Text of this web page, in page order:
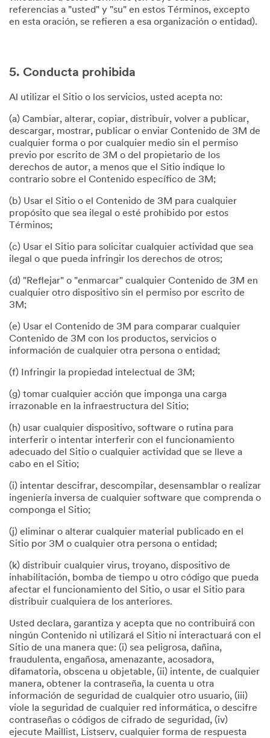
referencias a "usted" y "su" en estos Términos, excepto
en esta oración, se refieren a esa organización o entidad).
5. Conducta prohibida
Al utilizar el Sitio o los servicios, usted acepta no:
(a) Cambiar, alterar, copiar, distribuir, volver a publicar,
descargar, mostrar, publicar o enviar Contenido de 3M de
cualquier forma o por cualquier medio sin el permiso
previo por escrito de 3M o del propietario de los
derechos de autor, a menos que el Sitio indique lo
contrario sobre el Contenido específico de 3M;
(b) Usar el Sitio o el Contenido de 3M para cualquier
propósito que sea ilegal o esté prohibido por estos
Términos;
(c) Usar el Sitio para solicitar cualquier actividad que sea
ilegal o que pueda infringir los derechos de otros;
(d) "Reflejar" o "enmarcar" cualquier Contenido de 3M en
cualquier otro dispositivo sin el permiso por escrito de
3M;
(e) Usar el Contenido de 3M para comparar cualquier
Contenido de 3M con los productos, servicios o
información de cualquier otra persona o entidad;
(f) Infringir la propiedad intelectual de 3M;
(g) tomar cualquier acción que imponga una carga
irrazonable en la infraestructura del Sitio;
(h) usar cualquier dispositivo, software o rutina para
interferir o intentar interferir con el funcionamiento
adecuado del Sitio o cualquier actividad que se lleve a
cabo en el Sitio;
(i) intentar descifrar, descompilar, desensamblar o realizar
ingeniería inversa de cualquier software que comprenda o
componga el Sitio;
(j) eliminar o alterar cualquier material publicado en el
Sitio por 3M o cualquier otra persona o entidad;
(k) distribuir cualquier virus, troyano, dispositivo de
inhabilitación, bomba de tiempo u otro código que pueda
afectar el funcionamiento del Sitio, o usar el Sitio para
distribuir cualquiera de los anteriores.
Usted declara, garantiza y acepta que no contribuirá con
ningún Contenido ni utilizará el Sitio ni interactuará con el
Sitio de una manera que: (i) sea peligrosa, dañina,
fraudulenta, engañosa, amenazante, acosadora,
difamatoria, obscena u objetable, (ii) intente, de cualquier
manera, obtener la contraseña, la cuenta u otra
información de seguridad de cualquier otro usuario, (iii)
viole la seguridad de cualquier red informática, o descifre
contraseñas o códigos de cifrado de seguridad, (iv)
ejecute Maillist, Listserv, cualquier forma de respuesta